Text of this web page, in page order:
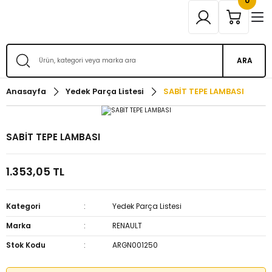
ARA
Anasayfa Yedek Parça Listesi SABİT TEPE LAMBASI
SABİT TEPE LAMBASI
1.353,05 TL
Kategori
Yedek Parça Listesi
Marka
RENAULT
Stok Kodu
ARGN001250